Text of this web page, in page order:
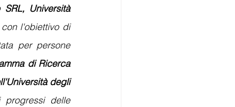
Università
l'obiettivo di
per persone
di Ricerca
degli
delle